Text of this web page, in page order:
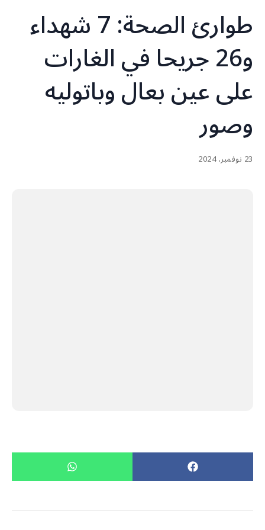
طوارئ الصحة: 7 شهداء
و26 جريحا في الغارات
على عين بعال وباتوليه
وصور
23 نوفمبر، 2024